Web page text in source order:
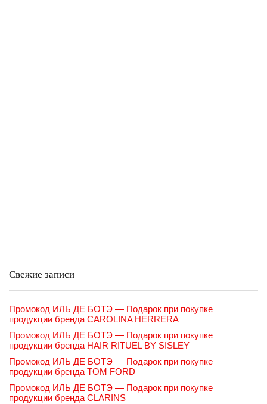
Свежие записи
Промокод ИЛЬ ДЕ БОТЭ — Подарок при покупке
продукции бренда CAROLINA HERRERA
Промокод ИЛЬ ДЕ БОТЭ — Подарок при покупке
продукции бренда HAIR RITUEL BY SISLEY
Промокод ИЛЬ ДЕ БОТЭ — Подарок при покупке
продукции бренда TOM FORD
Промокод ИЛЬ ДЕ БОТЭ — Подарок при покупке
продукции бренда CLARINS